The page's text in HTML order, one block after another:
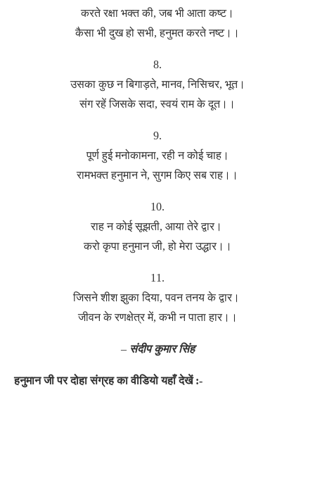
करते रक्षा भक्त की, जब भी आता कष्ट।
कैसा भी दुख हो सभी, हनुमत करते नष्ट।।
8.
उसका कुछ न बिगाड़ते, मानव, निसिचर, भूत।
संग रहें जिसके सदा, स्वयं राम के दूत।।
9.
पूर्ण हुई मनोकामना, रही न कोई चाह।
रामभक्त हनुमान ने, सुगम किए सब राह।।
10.
राह न कोई सूझती, आया तेरे द्वार।
करो कृपा हनुमान जी, हो मेरा उद्धार।।
11.
जिसने शीश झुका दिया, पवन तनय के द्वार।
जीवन के रणक्षेत्र में, कभी न पाता हार।।
– संदीप कुमार सिंह
हनुमान जी पर दोहा संग्रह का वीडियो यहाँ देखें :-